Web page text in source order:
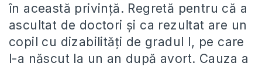
în această privință. Regretă pentru că a
ascultat de doctori și ca rezultat are un
copil cu dizabilități de gradul I, pe care
l-a născut la un an după avort. Cauza a